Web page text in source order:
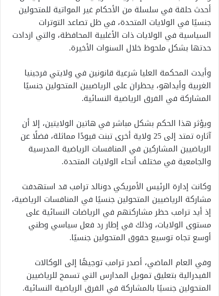
أحدث حلقة في سلسلة من الأحكام غير المواتية للمتحولين
جنسيًا في الولايات المتحدة، في ظل تصاعد التوترات
السياسية في الولايات ذات الأغلبية المحافظة، والتي ازدادت
حدتها بشكل ملحوظ خلال السنوات الأخيرة.
وأيدت المحكمة العليا شرعية قانونين في ولايتي فرجينيا
الغربية وأيداهو، يحظران على الرياضيين المتحولين جنسيًا
المشاركة في الفرق الرياضية النسائية.
ويؤثر هذا الحكم بشكل مباشر في هاتين الولايتين، إلا أن
آثاره تمتد إلى 25 ولاية أخرى تبنت قيودًا مماثلة، فضلًا عن
الرياضيين المشاركين في المنافسات الرياضية المدرسية
والجامعية في مختلف أنحاء الولايات المتحدة.
وكانت إدارة الرئيس الأمريكي دونالد ترامب قد استهدفت
مشاركة الرياضيين المتحولين جنسيًا في المنافسات الرياضية،
إذ أيد ترامب حظر مشاركتهم في الرياضات النسائية على
مستوى الولايات، وذلك في إطار رد فعل سياسي وطني
أوسع تجاه توسيع حقوق المتحولين جنسيًا.
وفي العام الماضي، أصدر ترامب توجيهًا إلى الوكالات
الفيدرالية بتعليق تمويل المدارس التي تسمح للرياضيين
المتحولين جنسيًا بالمشاركة في الفرق الرياضية النسائية.